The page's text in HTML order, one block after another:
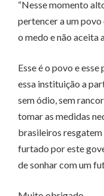
“Nesse momento
pertencer a um povo
o medo e não aceita
Esse é o povo e
essa instituição a
sem ódio, sem
tomar as medidas
brasileiros
furtado por este
de sonhar com um